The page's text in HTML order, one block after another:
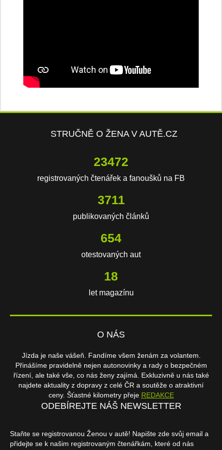
STRUČNĚ O ŽENA V AUTĚ.CZ
23472
registrovaných čtenářek a fanoušků na FB
3711
publikovaných článků
654
otestovaných aut
18
let magazínu
O NÁS
Jízda je naše vášeň. Fandíme všem ženám za volantem.
Přinášíme pravidelně nejen autonovinky a rady o bezpečném
řízení, ale také vše, co nás ženy zajímá. Exkluzivně u nás také
najdete aktuality z dopravy z celé ČR a soutěže o atraktivní
ceny. Šťastné kilometry přeje REDAKCE
ODEBÍREJTE NÁŠ NEWSLETTER
Staňte se registrovanou Ženou v autě! Napište zde svůj email a
přidejte se k našim registrovaným čtenářkám, které od nás